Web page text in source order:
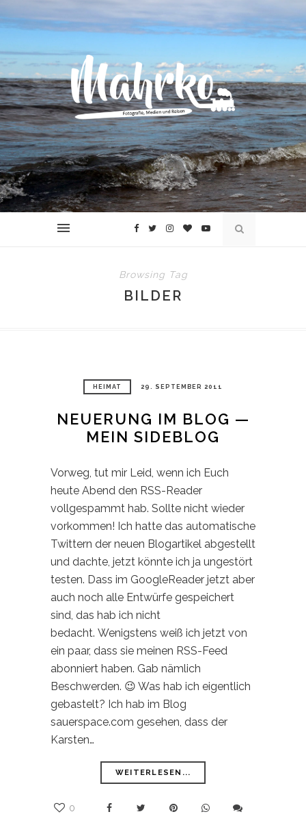
Browsing Tag
BILDER
HEIMAT 29. SEPTEMBER 2011
NEUERUNG IM BLOG —
MEIN SIDEBLOG
Vorweg, tut mir Leid, wenn ich Euch
heute Abend den RSS-Reader
vollgespammt hab. Sollte nicht wieder
vorkommen! Ich hatte das automatische
Twittern der neuen Blogartikel abgestellt
und dachte, jetzt könnte ich ja ungestört
testen. Dass im GoogleReader jetzt aber
auch noch alle Entwürfe gespeichert
sind, das hab ich nicht
bedacht. Wenigstens weiß ich jetzt von
ein paar, dass sie meinen RSS-Feed
abonniert haben. Gab nämlich
Beschwerden. 😉 Was hab ich eigentlich
gebastelt? Ich hab im Blog
sauerspace.com gesehen, dass der
Karsten…
WEITERLESEN...
0